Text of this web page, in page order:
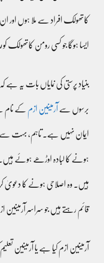
کاتھولک افراد سے ملا ہوں اور
ایسا ہوگا جو کسی رومن کاتھولک کو
بنیاد پرستی کی نمایاں بات یہ
برسوں سے آرمینین ازم کے نام
ایمان نہیں ہے۔ تاہم، بہت سے
ہونے کا لبادہ اوڑھے ہوئے
ہیں۔ وہ اصلاحی ہونے کا دعویٰ
قائم رہتے ہیں جو سراسر آرمینین
آرمینین ازم کیا ہے یا آرمینین